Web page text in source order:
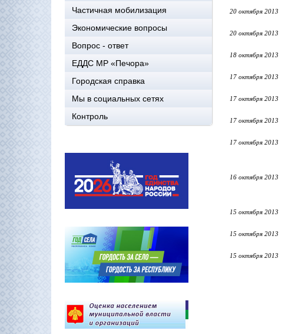
Частичная мобилизация
Экономические вопросы
Вопрос - ответ
ЕДДС МР «Печора»
Городская справка
Мы в социальных сетях
Контроль
20 октября 2013
20 октября 2013
18 октября 2013
17 октября 2013
17 октября 2013
17 октября 2013
17 октября 2013
16 октября 2013
15 октября 2013
15 октября 2013
15 октября 2013